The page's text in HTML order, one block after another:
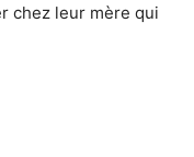
chez leur mère qui